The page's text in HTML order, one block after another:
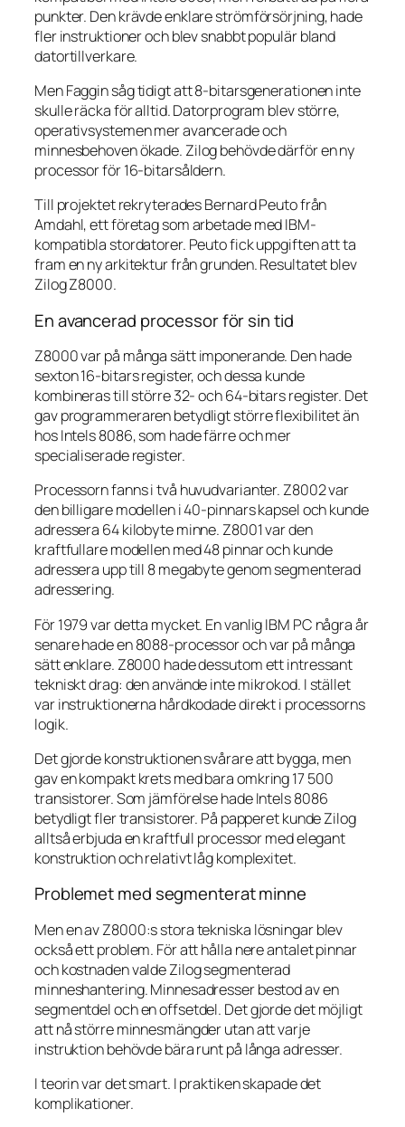
punkter. Den krävde enklare strömförsörjning, hade
fler instruktioner och blev snabbt populär bland
datortillverkare.
Men Faggin såg tidigt att 8-bitarsgenerationen inte
skulle räcka för alltid. Datorprogram blev större,
operativsystemen mer avancerade och
minnesbehoven ökade. Zilog behövde därför en ny
processor för 16-bitarsåldern.
Till projektet rekryterades Bernard Peuto från
Amdahl, ett företag som arbetade med IBM-
kompatibla stordatorer. Peuto fick uppgiften att ta
fram en ny arkitektur från grunden. Resultatet blev
Zilog Z8000.
En avancerad processor för sin tid
Z8000 var på många sätt imponerande. Den hade
sexton 16-bitars register, och dessa kunde
kombineras till större 32- och 64-bitars register. Det
gav programmeraren betydligt större flexibilitet än
hos Intels 8086, som hade färre och mer
specialiserade register.
Processorn fanns i två huvudvarianter. Z8002 var
den billigare modellen i 40-pinnars kapsel och kunde
adressera 64 kilobyte minne. Z8001 var den
kraftfullare modellen med 48 pinnar och kunde
adressera upp till 8 megabyte genom segmenterad
adressering.
För 1979 var detta mycket. En vanlig IBM PC några år
senare hade en 8088-processor och var på många
sätt enklare. Z8000 hade dessutom ett intressant
tekniskt drag: den använde inte mikrokod. I stället
var instruktionerna hårdkodade direkt i processorns
logik.
Det gjorde konstruktionen svårare att bygga, men
gav en kompakt krets med bara omkring 17 500
transistorer. Som jämförelse hade Intels 8086
betydligt fler transistorer. På papperet kunde Zilog
alltså erbjuda en kraftfull processor med elegant
konstruktion och relativt låg komplexitet.
Problemet med segmenterat minne
Men en av Z8000:s stora tekniska lösningar blev
också ett problem. För att hålla nere antalet pinnar
och kostnaden valde Zilog segmenterad
minneshantering. Minnesadresser bestod av en
segmentdel och en offsetdel. Det gjorde det möjligt
att nå större minnesmängder utan att varje
instruktion behövde bära runt på långa adresser.
I teorin var det smart. I praktiken skapade det
komplikationer.